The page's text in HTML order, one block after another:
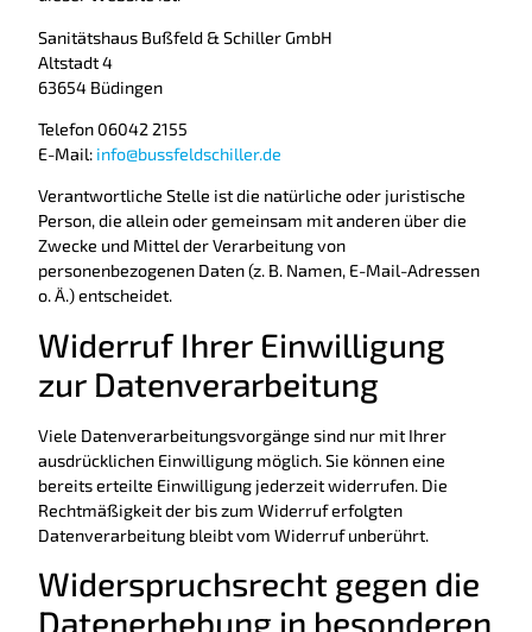
Sanitätshaus Bußfeld & Schiller GmbH
Altstadt 4
63654 Büdingen
Telefon 06042 2155
E-Mail: info@bussfeldschiller.de
Verantwortliche Stelle ist die natürliche oder juristische
Person, die allein oder gemeinsam mit anderen über die
Zwecke und Mittel der Verarbeitung von
personenbezogenen Daten (z. B. Namen, E-Mail-Adressen
o. Ä.) entscheidet.
Widerruf Ihrer Einwilligung
zur Datenverarbeitung
Viele Datenverarbeitungsvorgänge sind nur mit Ihrer
ausdrücklichen Einwilligung möglich. Sie können eine
bereits erteilte Einwilligung jederzeit widerrufen. Die
Rechtmäßigkeit der bis zum Widerruf erfolgten
Datenverarbeitung bleibt vom Widerruf unberührt.
Widerspruchsrecht gegen die
Datenerhebung in besonderen